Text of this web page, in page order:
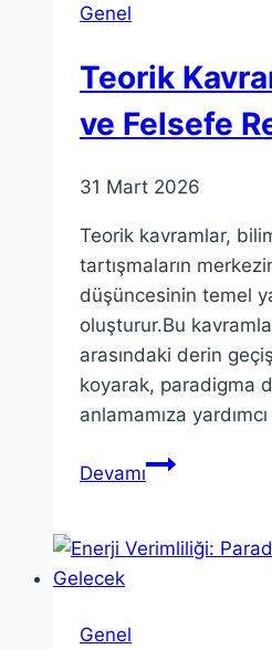
Genel
Teorik
ve Felsefe
31 Mart 2026
Teorik kavramlar,
tartışmaların
düşüncesinin temel
oluşturur.Bu
arasındaki derin
koyarak, paradigma
anlamamıza
DevamıTeorik
ve
Genel